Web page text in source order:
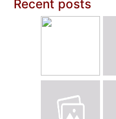
Recent posts